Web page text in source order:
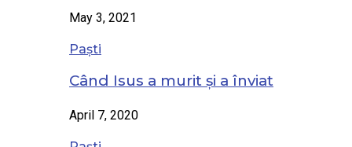
May 3, 2021
Paști
Când Isus a murit și a înviat
April 7, 2020